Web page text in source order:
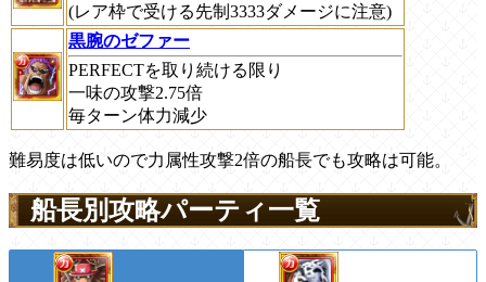
(レア枠で受ける先制3333ダメージに注意)
黒腕のゼファー
PERFECTを取り続ける限り
一味の攻撃2.75倍
毎ターン体力減少
難易度は低いので力属性攻撃2倍の船長でも攻略は可能。
船長別攻略パーティ一覧